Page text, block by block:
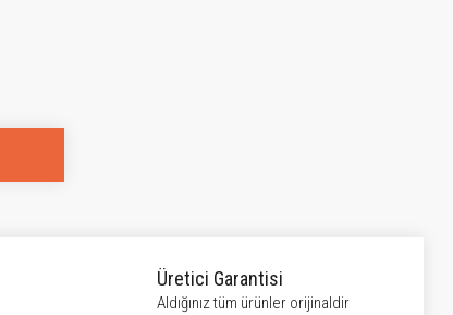
Üretici Garantisi
Aldığınız tüm ürünler orijinaldir